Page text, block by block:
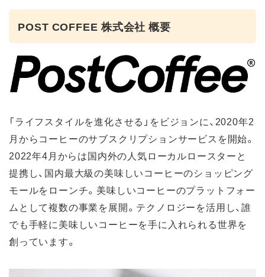
POST COFFEE 株式会社 概要
「ライフスタイルを進化させる」をビジョンに、2020年2
月からコーヒーのサブスクリプションサービスを開始。
2022年4月からは国内外の人気ローカルロースターと
提携し、国内最大級の美味しいコーヒーのショッピング
モールをローンチ。美味しいコーヒーのプラットフォー
ムとして複数の事業を展開。テクノロジーを活用し、誰
でも手軽に美味しいコーヒーを手に入れられる世界を
創っています。